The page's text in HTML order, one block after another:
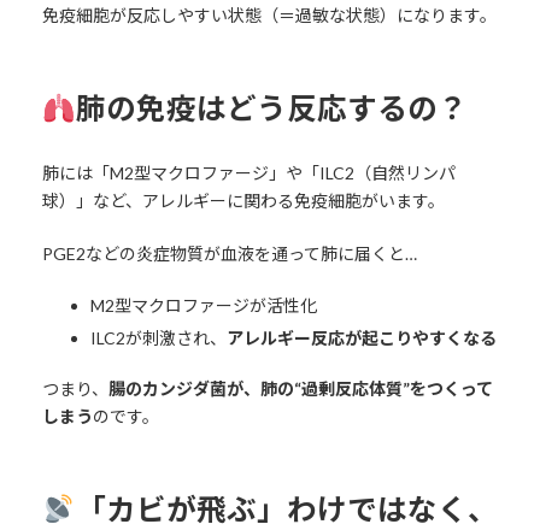
免疫細胞が反応しやすい状態（＝過敏な状態）になります。
肺の免疫はどう反応するの？
肺には「M2型マクロファージ」や「ILC2（自然リンパ
球）」など、アレルギーに関わる免疫細胞がいます。
PGE2などの炎症物質が血液を通って肺に届くと…
M2型マクロファージが活性化
ILC2が刺激され、 アレルギー反応が起こりやすくなる
つまり、 腸のカンジダ菌が、肺の“過剰反応体質”をつくって
しまうのです。
「カビが飛ぶ」わけではなく、